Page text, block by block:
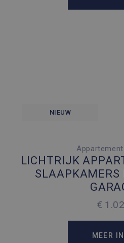
NIEUW
2
2
LICHTRIJK
SLAAPKAMERS
€
MEER